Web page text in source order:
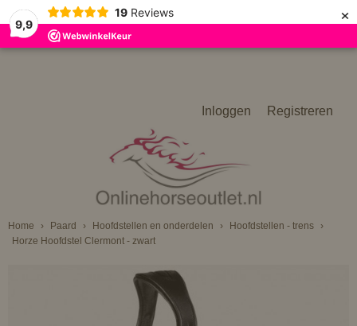
9,9
19 Reviews ×
Inloggen Registreren
Home › Paard › Hoofdstellen en onderdelen › Hoofdstellen - trens
›
Horze Hoofdstel Clermont - zwart